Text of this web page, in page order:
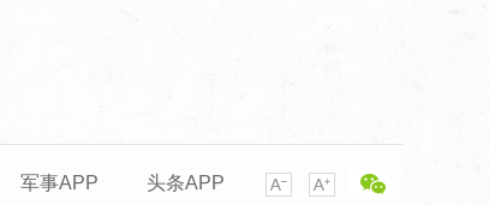
军事APP 头条APP